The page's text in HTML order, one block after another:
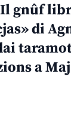
gnûf
di
a